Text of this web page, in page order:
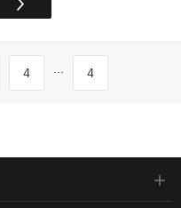
4 ... 4